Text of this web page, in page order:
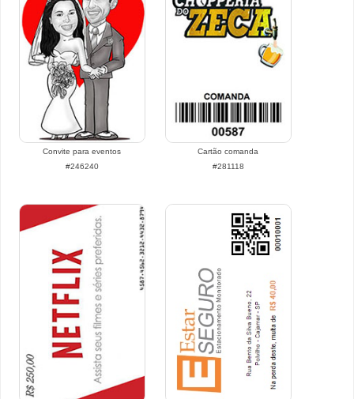
Convite para eventos
#246240
Cartão comanda
#281118